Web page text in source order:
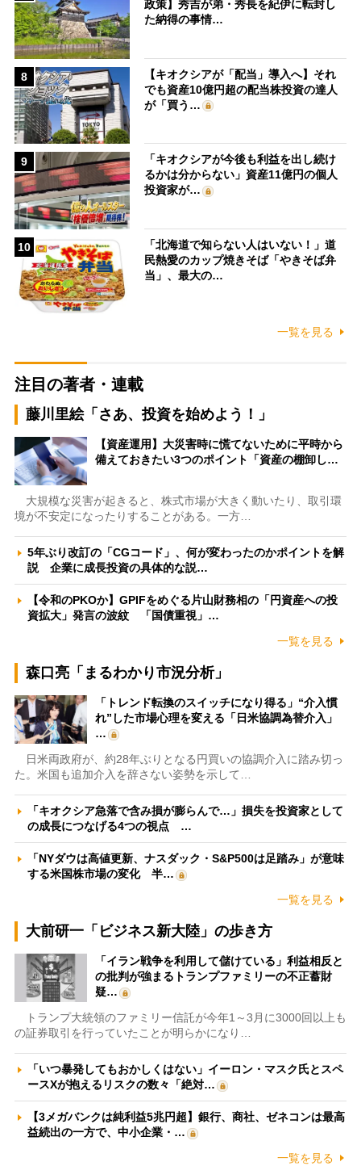
政策】秀吉が弟・秀長を紀伊に転封し
た納得の事情…
8
【キオクシアが「配当」導入へ】それ
でも資産10億円超の配当株投資の達人
が「買う…
9
「キオクシアが今後も利益を出し続け
るかは分からない」資産11億円の個人
投資家が…
10
「北海道で知らない人はいない！」道
民熱愛のカップ焼きそば「やきそば弁
当」、最大の…
一覧を見る
注目の著者・連載
藤川里絵「さあ、投資を始めよう！」
【資産運用】大災害時に慌てないために平時から
備えておきたい3つのポイント「資産の棚卸し…
大規模な災害が起きると、株式市場が大きく動いたり、取引環
境が不安定になったりすることがある。一方…
5年ぶり改訂の「CGコード」、何が変わったのかポイントを解
説 企業に成長投資の具体的な説…
【令和のPKOか】GPIFをめぐる片山財務相の「円資産への投
資拡大」発言の波紋 「国債重視」…
一覧を見る
森口亮「まるわかり市況分析」
「トレンド転換のスイッチになり得る」“介入慣
れ”した市場心理を変える「日米協調為替介入」
…
日米両政府が、約28年ぶりとなる円買いの協調介入に踏み切っ
た。米国も追加介入を辞さない姿勢を示して…
「キオクシア急落で含み損が膨らんで…」損失を投資家として
の成長につなげる4つの視点 …
「NYダウは高値更新、ナスダック・S&P500は足踏み」が意味
する米国株市場の変化 半…
一覧を見る
大前研一「ビジネス新大陸」の歩き方
「イラン戦争を利用して儲けている」利益相反と
の批判が強まるトランプファミリーの不正蓄財
疑…
トランプ大統領のファミリー信託が今年1～3月に3000回以上も
の証券取引を行っていたことが明らかになり…
「いつ暴発してもおかしくはない」イーロン・マスク氏とスペ
ースXが抱えるリスクの数々「絶対…
【3メガバンクは純利益5兆円超】銀行、商社、ゼネコンは最高
益続出の一方で、中小企業・…
一覧を見る